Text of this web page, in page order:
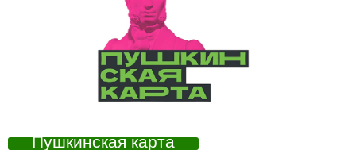
Пушкинская карта